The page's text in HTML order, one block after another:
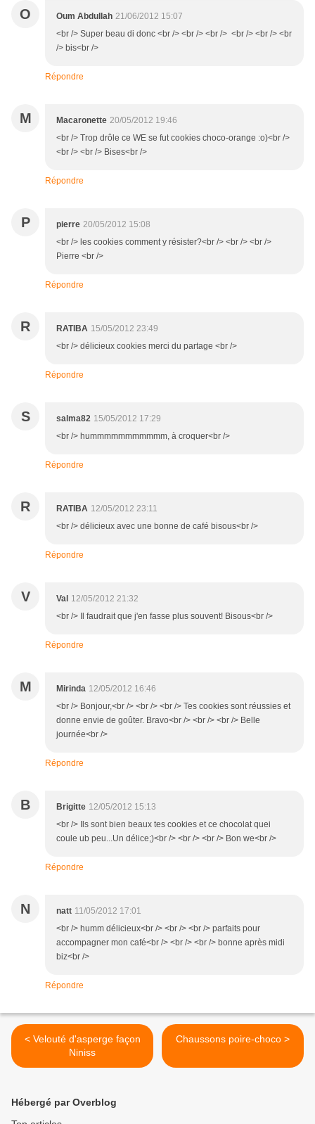
O Oum Abdullah 21/06/2012 15:07
<br /> Super beau di donc <br /> <br /> <br /> <br /> <br /> <br
/> bis<br />
Répondre
M Macaronette 20/05/2012 19:46
<br /> Trop drôle ce WE se fut cookies choco-orange :o)<br />
<br /> <br /> Bises<br />
Répondre
P pierre 20/05/2012 15:08
<br /> les cookies comment y résister?<br /> <br /> <br />
Pierre <br />
Répondre
R RATIBA 15/05/2012 23:49
<br /> délicieux cookies merci du partage <br />
Répondre
S salma82 15/05/2012 17:29
<br /> hummmmmmmmmmm, à croquer<br />
Répondre
R RATIBA 12/05/2012 23:11
<br /> délicieux avec une bonne de café bisous<br />
Répondre
V Val 12/05/2012 21:32
<br /> Il faudrait que j'en fasse plus souvent! Bisous<br />
Répondre
M Mirinda 12/05/2012 16:46
<br /> Bonjour,<br /> <br /> <br /> Tes cookies sont réussies et
donne envie de goûter. Bravo<br /> <br /> <br /> Belle
journée<br />
Répondre
B Brigitte 12/05/2012 15:13
<br /> Ils sont bien beaux tes cookies et ce chocolat quei
coule ub peu...Un délice;)<br /> <br /> <br /> Bon we<br />
Répondre
N natt 11/05/2012 17:01
<br /> humm délicieux<br /> <br /> <br /> parfaits pour
accompagner mon café<br /> <br /> <br /> bonne après midi
biz<br />
Répondre
< Velouté d'asperge façon
Niniss
Chaussons poire-choco >
Hébergé par Overblog